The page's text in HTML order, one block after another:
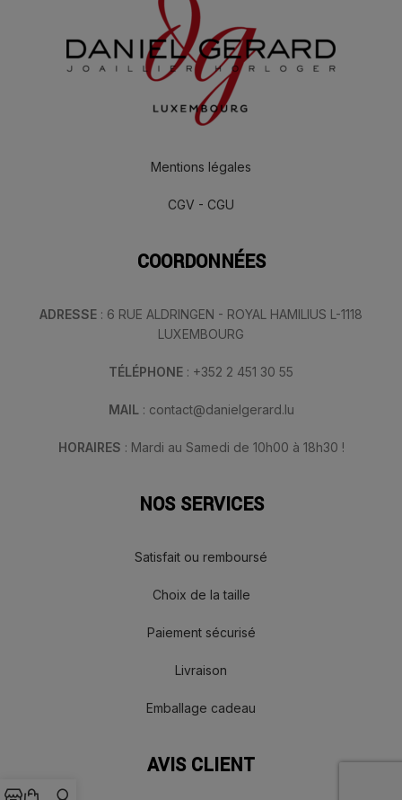
Mentions légales
CGV - CGU
COORDONNÉES
ADRESSE : 6 RUE ALDRINGEN - ROYAL HAMILIUS L-1118
LUXEMBOURG
TÉLÉPHONE : +352 2 451 30 55
MAIL : contact@danielgerard.lu
HORAIRES : Mardi au Samedi de 10h00 à 18h30 !
NOS SERVICES
Satisfait ou remboursé
Choix de la taille
Paiement sécurisé
Livraison
Emballage cadeau
AVIS CLIENT